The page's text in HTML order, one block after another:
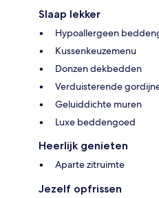
Slaap lekker
Hypoallergeen
Kussenkeuzemenu
Donzen dekbedden
Verduisterende
Geluiddichte muren
Luxe beddengoed
Heerlijk genieten
Aparte zitruimte
Jezelf opfrissen